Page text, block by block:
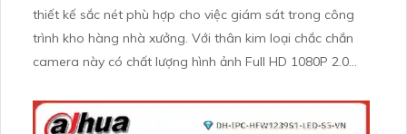
thiết kế sắc nét phù hợp cho việc giám sát trong công
trình kho hàng nhà xưởng. Với thân kim loại chắc chắn
camera này có chất lượng hình ảnh Full HD 1080P 2.0
chuyển động người thông qua cảm biến AI